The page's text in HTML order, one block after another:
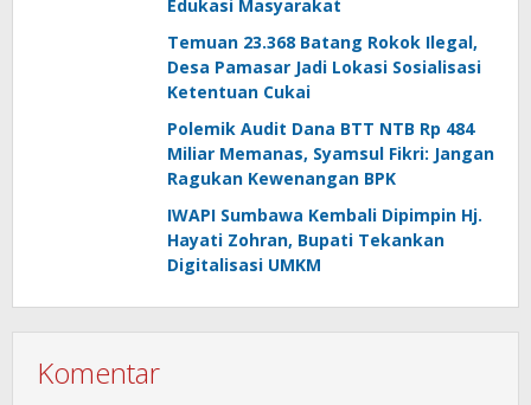
Edukasi Masyarakat
Temuan 23.368 Batang Rokok Ilegal,
Desa Pamasar Jadi Lokasi Sosialisasi
Ketentuan Cukai
Polemik Audit Dana BTT NTB Rp 484
Miliar Memanas, Syamsul Fikri: Jangan
Ragukan Kewenangan BPK
IWAPI Sumbawa Kembali Dipimpin Hj.
Hayati Zohran, Bupati Tekankan
Digitalisasi UMKM
Komentar